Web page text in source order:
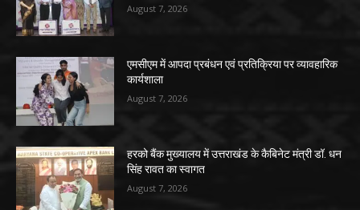
August 7, 2026
एमसीएम में आपदा प्रबंधन एवं प्रतिक्रिया पर व्यावहारिक
कार्यशाला
August 7, 2026
हरको बैंक मुख्यालय में उत्तराखंड के कैबिनेट मंत्री डॉ. धन
सिंह रावत का स्वागत
August 7, 2026